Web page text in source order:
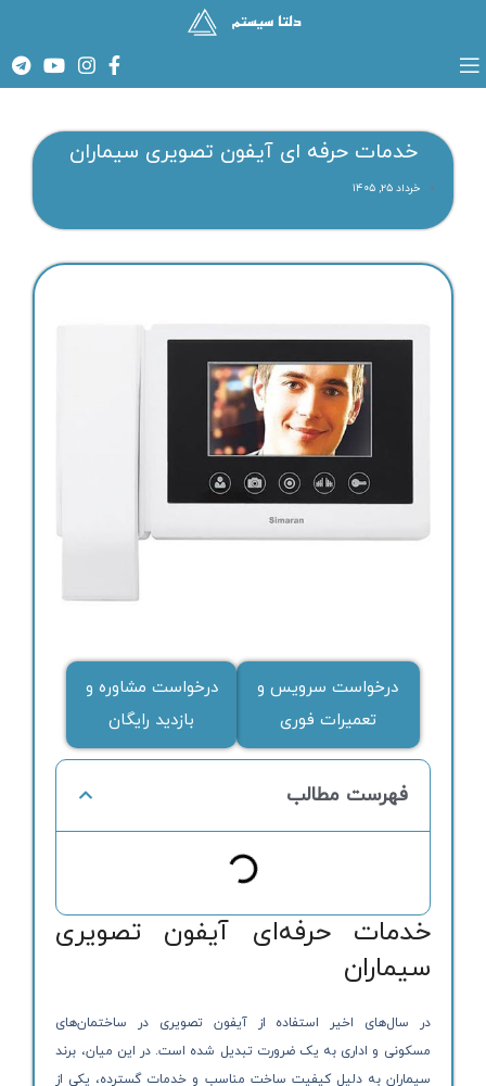
خدمات حرفه ای آیفون تصویری سیماران
خرداد ۲۵, ۱۴۰۵
درخواست سرویس و
تعمیرات فوری
درخواست مشاوره و
بازدید رایگان
فهرست مطالب
خدمات حرفه‌ای آیفون تصویری
سیماران
در سال‌های اخیر استفاده از آیفون تصویری در ساختمان‌های
مسکونی و اداری به یک ضرورت تبدیل شده است. در این میان، برند
سیماران به دلیل کیفیت ساخت مناسب و خدمات گسترده، یکی از